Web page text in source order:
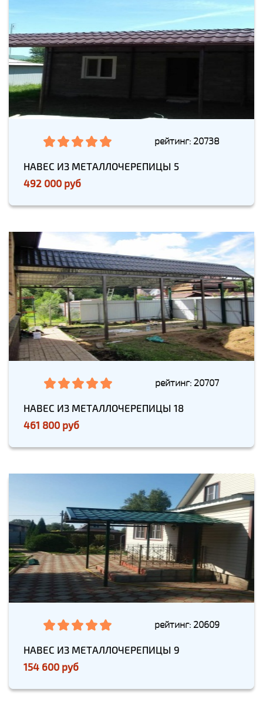
рейтинг: 20738
НАВЕС ИЗ МЕТАЛЛОЧЕРЕПИЦЫ 5
492 000 руб
рейтинг: 20707
НАВЕС ИЗ МЕТАЛЛОЧЕРЕПИЦЫ 18
461 800 руб
рейтинг: 20609
НАВЕС ИЗ МЕТАЛЛОЧЕРЕПИЦЫ 9
154 600 руб